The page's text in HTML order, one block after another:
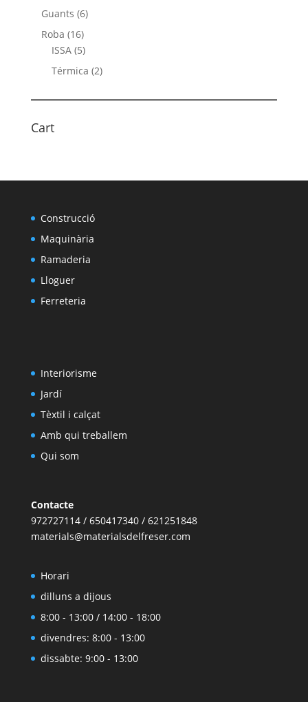
Guants 66
Roba 1616
productes
ISSA 55
productes
Térmica 22
Cart
Construcció
Maquinària
Ramaderia
Lloguer
Ferreteria
Interiorisme
Jardí
Tèxtil i calçat
Amb qui treballem
Qui som
Contacte
972727114 / 650417340 / 621251848
materials@materialsdelfreser.com
Horari
dilluns a dijous
8:00 - 13:00 / 14:00 - 18:00
divendres: 8:00 - 13:00
dissabte: 9:00 - 13:00